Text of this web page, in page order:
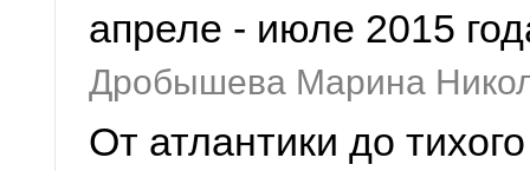
апреле - июле 2015
Дробышева Марина
От атлантики до